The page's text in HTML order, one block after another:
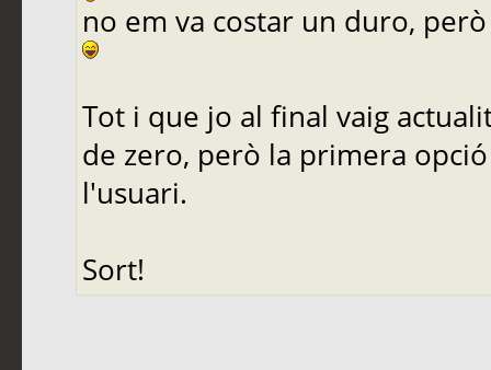
no em va costar un duro,
Tot i que jo al final vaig
de zero, però la primera
l'usuari.
Sort!